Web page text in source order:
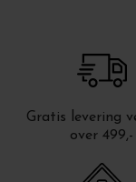
Gratis levering
over 499,-